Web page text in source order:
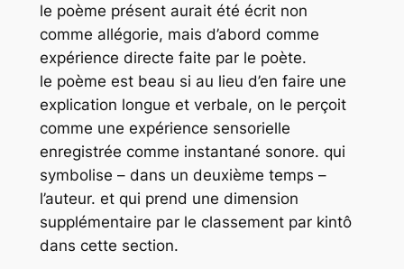
le poème présent aurait été écrit non
comme allégorie, mais d’abord comme
expérience directe faite par le poète.
le poème est beau si au lieu d’en faire une
explication longue et verbale, on le perçoit
comme une expérience sensorielle
enregistrée comme instantané sonore. qui
symbolise – dans un deuxième temps –
l’auteur. et qui prend une dimension
supplémentaire par le classement par kintô
dans cette section.